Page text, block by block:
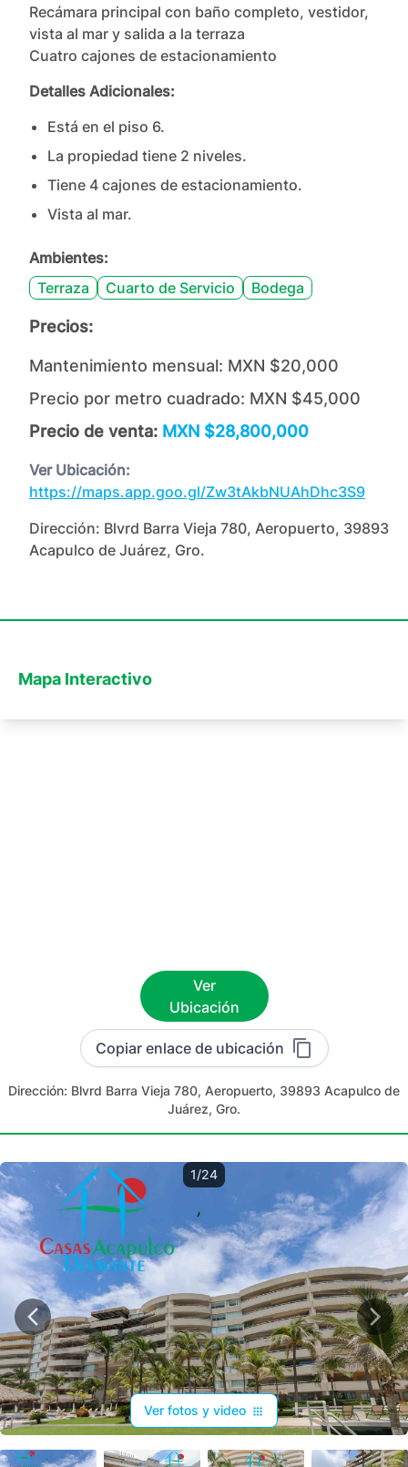
Recámara principal con baño completo, vestidor,
vista al mar y salida a la terraza
Cuatro cajones de estacionamiento
Detalles Adicionales:
Está en el piso 6.
La propiedad tiene 2 niveles.
Tiene 4 cajones de estacionamiento.
Vista al mar.
Ambientes:
Terraza
Cuarto de Servicio Bodega
Precios:
Mantenimiento mensual: MXN $20,000
Precio por metro cuadrado: MXN $45,000
Precio de venta: MXN $28,800,000
Ver Ubicación:
https://maps.app.goo.gl/Zw3tAkbNUAhDhc3S9
Dirección: Blvrd Barra Vieja 780, Aeropuerto, 39893
Acapulco de Juárez, Gro.
Mapa Interactivo
Ver
Ubicación
Copiar enlace de ubicación
Dirección: Blvrd Barra Vieja 780, Aeropuerto, 39893 Acapulco de
Juárez, Gro.
1/24
Ver fotos y video